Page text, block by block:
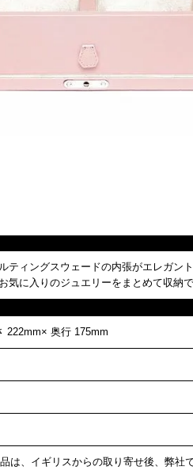
ティングスウェードの内張がエレガン
に入りのジュエリーをまとめて収納で
222mm× 奥行 175mm
は、イギリスからの取り寄せ後、弊社